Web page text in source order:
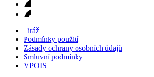
Tiráž
Podmínky použití
Zásady ochrany osobních údajů
Smluvní podmínky
VPOIS